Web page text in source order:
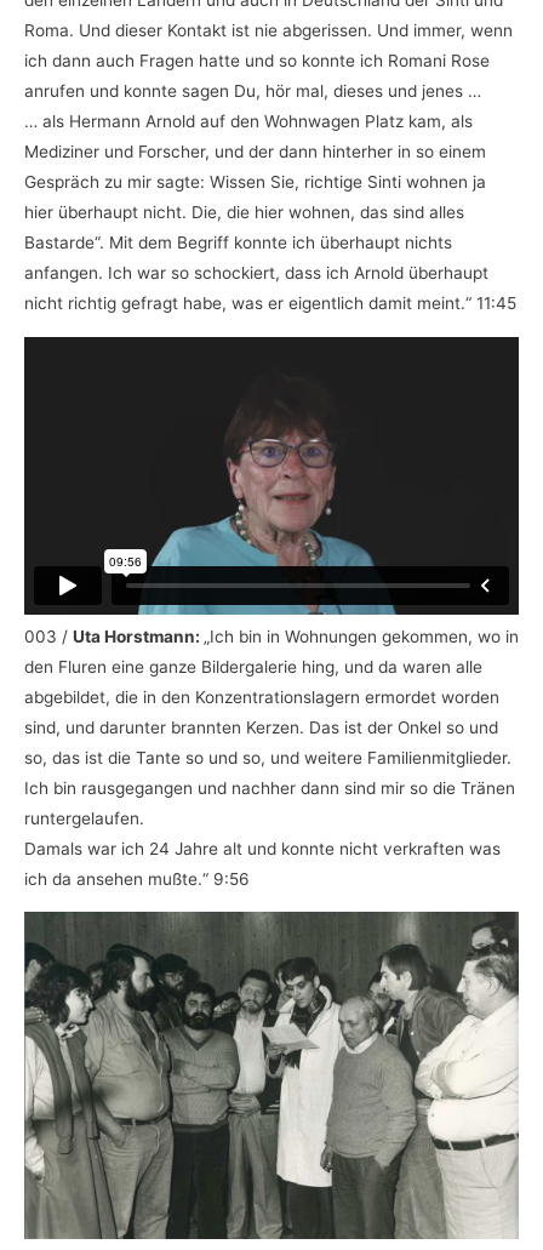
Roma. Und dieser Kontakt ist nie abgerissen. Und immer, wenn
ich dann auch Fragen hatte und so konnte ich Romani Rose
anrufen und konnte sagen Du, hör mal, dieses und jenes …
… als Hermann Arnold auf den Wohnwagen Platz kam, als
Mediziner und Forscher, und der dann hinterher in so einem
Gespräch zu mir sagte: Wissen Sie, richtige Sinti wohnen ja
hier überhaupt nicht. Die, die hier wohnen, das sind alles
Bastarde“. Mit dem Begriff konnte ich überhaupt nichts
anfangen. Ich war so schockiert, dass ich Arnold überhaupt
nicht richtig gefragt habe, was er eigentlich damit meint.“ 11:45
003 / Uta Horstmann: „Ich bin in Wohnungen gekommen, wo in
den Fluren eine ganze Bildergalerie hing, und da waren alle
abgebildet, die in den Konzentrationslagern ermordet worden
sind, und darunter brannten Kerzen. Das ist der Onkel so und
so, das ist die Tante so und so, und weitere Familienmitglieder.
Ich bin rausgegangen und nachher dann sind mir so die Tränen
runtergelaufen.
Damals war ich 24 Jahre alt und konnte nicht verkraften was
ich da ansehen mußte.“ 9:56